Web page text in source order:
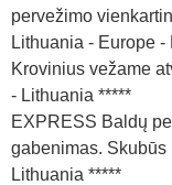
pervežimo
Lithuania - Europe
Krovinius vežame
- Lithuania *****
EXPRESS Baldų
gabenimas.
Lithuania *****